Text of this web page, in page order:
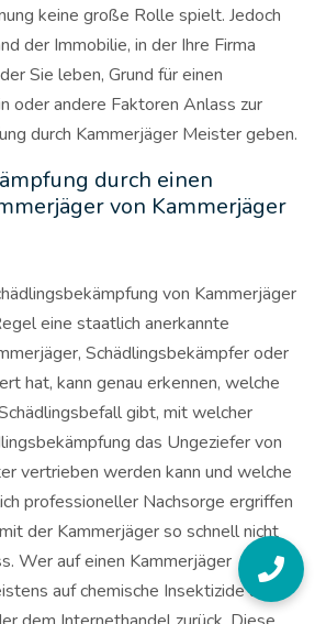
keine große Rolle spielt. Jedoch
der Immobilie, in der Ihre Firma
Sie leben, Grund für einen
oder andere Faktoren Anlass zur
durch Kammerjäger Meister geben.
durch einen
von Kammerjäger
von Kammerjäger
eine staatlich anerkannte
Schädlingsbekämpfer oder
hat, kann genau erkennen, welche
gibt, mit welcher
das Ungeziefer von
vertrieben werden kann und welche
professioneller Nachsorge ergriffen
der Kammerjäger so schnell nicht
Wer auf einen Kammerjäger
auf chemische Insektizide aus